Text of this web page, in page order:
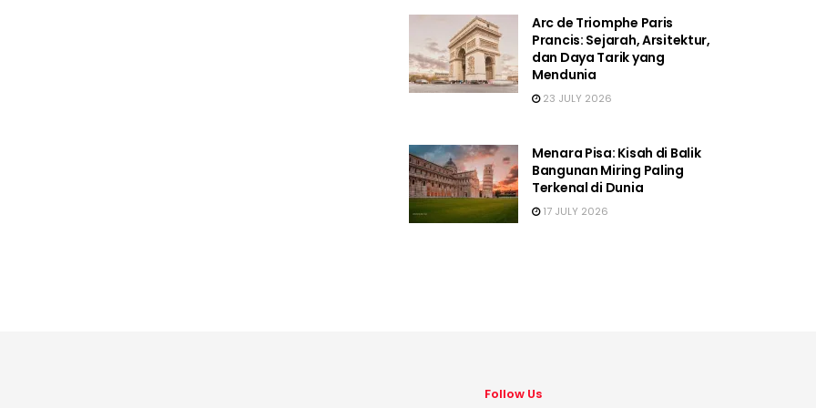
Arc de Triomphe Paris
Prancis: Sejarah, Arsitektur,
dan Daya Tarik yang
Mendunia
23 JULY 2026
Menara Pisa: Kisah di Balik
Bangunan Miring Paling
Terkenal di Dunia
17 JULY 2026
Follow Us